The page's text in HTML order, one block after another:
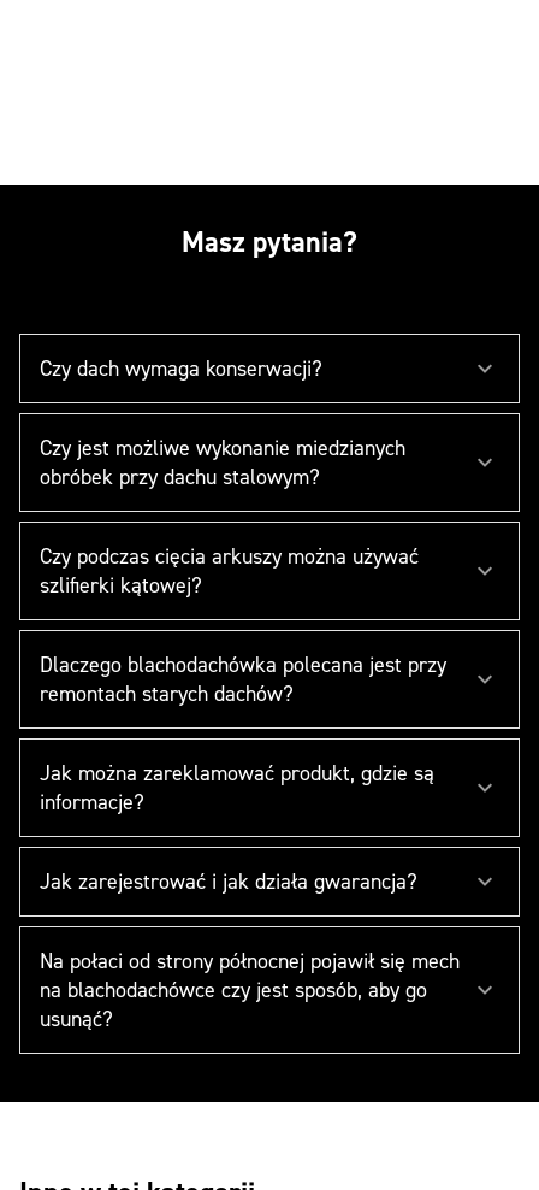
Masz pytania?
Czy dach wymaga konserwacji?
Czy jest możliwe wykonanie miedzianych
obróbek przy dachu stalowym?
Czy podczas cięcia arkuszy można używać
szlifierki kątowej?
Dlaczego blachodachówka polecana jest przy
remontach starych dachów?
Jak można zareklamować produkt, gdzie są
informacje?
Jak zarejestrować i jak działa gwarancja?
Na połaci od strony północnej pojawił się mech
na blachodachówce czy jest sposób, aby go
usunąć?